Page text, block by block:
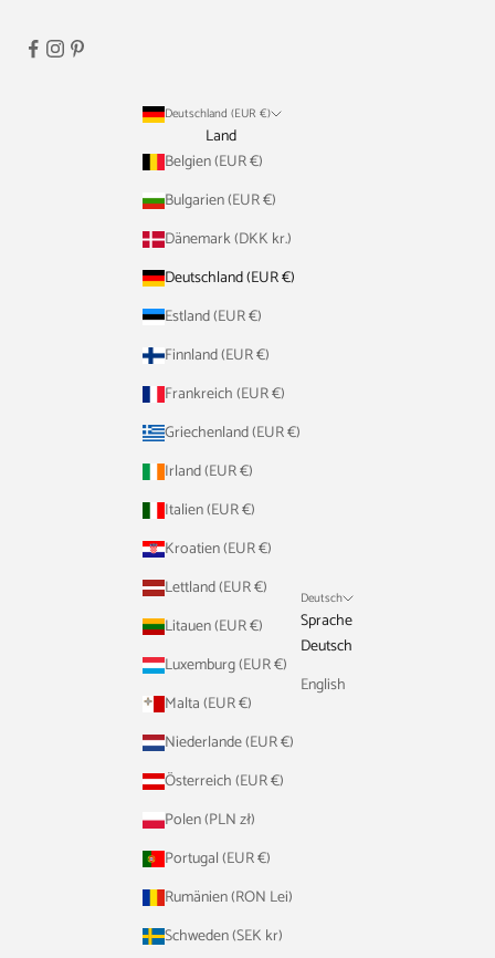
Deutschland (EUR €)
Land
Belgien (EUR €)
Bulgarien (EUR €)
Dänemark (DKK kr.)
Deutschland (EUR €)
Estland (EUR €)
Finnland (EUR €)
Frankreich (EUR €)
Griechenland (EUR €)
Irland (EUR €)
Italien (EUR €)
Kroatien (EUR €)
Lettland (EUR €)
Litauen (EUR €)
Luxemburg (EUR €)
Malta (EUR €)
Niederlande (EUR €)
Österreich (EUR €)
Polen (PLN zł)
Portugal (EUR €)
Rumänien (RON Lei)
Schweden (SEK kr)
Deutsch
Sprache
Deutsch
English